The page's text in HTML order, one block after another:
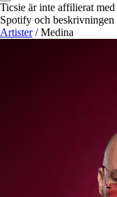
Ticsie är inte affilierat
Spotify och beskrivningen
Artister / Medina